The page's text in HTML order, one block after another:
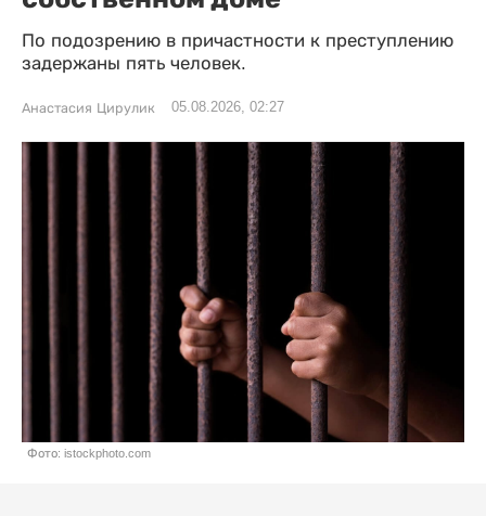
По подозрению в причастности к преступлению
задержаны пять человек.
Анастасия Цирулик 05.08.2026, 02:27
Фото: istockphoto.com